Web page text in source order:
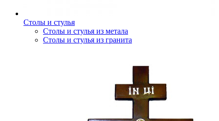
Столы и стулья
Столы и стулья из метала
Столы и стулья из гранита